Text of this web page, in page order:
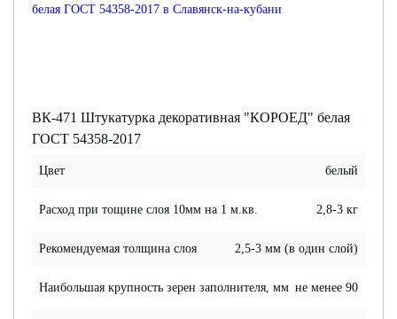
ВК-471 Штукатурка декоративная "КОРОЕД" белая
ГОСТ 54358-2017
Цвет белый
Расход при тощине слоя 10мм на 1 м.кв. 2,8-3 кг
Рекомендуемая толщина слоя 2,5-3 мм (в один слой)
Наибольшая крупность зерен заполнителя, мм не менее 90